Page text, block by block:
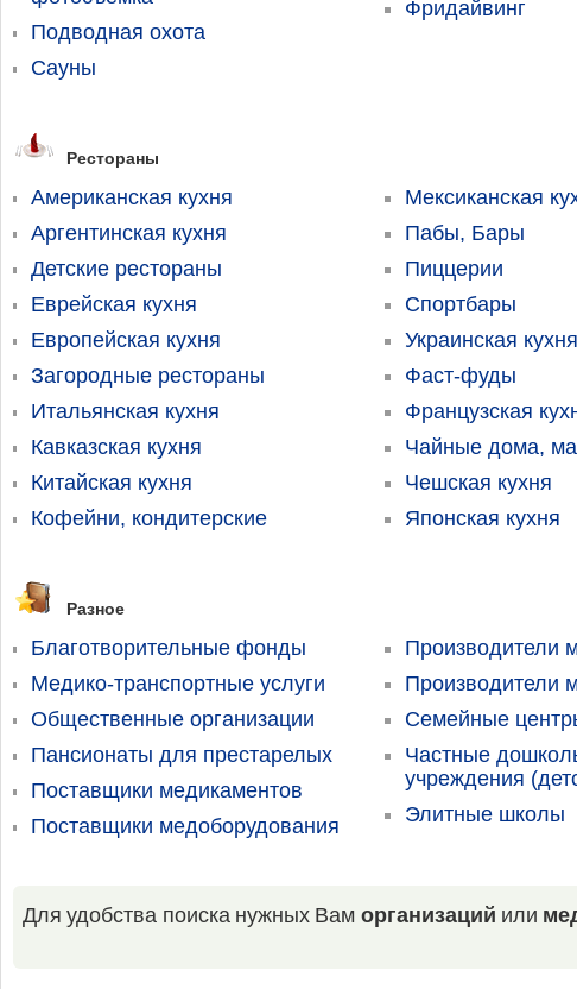
Подводная охота
Сауны
Фридайвинг
Рестораны
Американская кухня
Аргентинская кухня
Детские рестораны
Еврейская кухня
Европейская кухня
Загородные рестораны
Итальянская кухня
Кавказская кухня
Китайская кухня
Кофейни, кондитерские
Мексиканская
Пабы, Бары
Пиццерии
Спортбары
Украинская кухня
Фаст-фуды
Французская
Чайные дома,
Чешская кухня
Японская кухня
Разное
Благотворительные фонды
Медико-транспортные услуги
Общественные организации
Пансионаты для престарелых
Поставщики медикаментов
Поставщики медоборудования
Производители
Производители
Семейные
Частные
учреждения
Элитные школы
Для удобства поиска нужных Вам организаций или